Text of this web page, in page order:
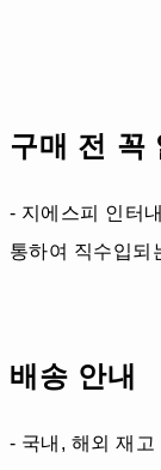
구매 전 꼭
- 지에스피 인터
통하여 직수입되
배송 안내
- 국내, 해외 재고